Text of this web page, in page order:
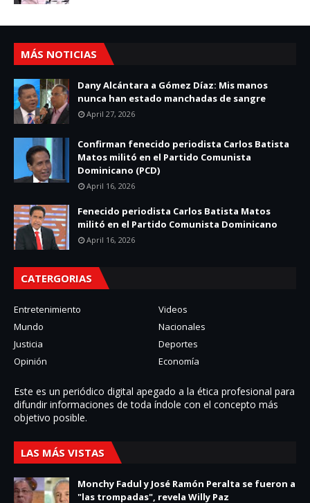
MÁS NOTICIAS
Dany Alcántara a Gómez Díaz: Mis manos
nunca han estado manchadas de sangre
April 27, 2026
Confirman fenecido periodista Carlos Batista
Matos militó en el Partido Comunista
Dominicano (PCD)
April 16, 2026
Fenecido periodista Carlos Batista Matos
militó en el Partido Comunista Dominicano
April 16, 2026
CATERGORIAS
Entretenimiento
Videos
Mundo
Nacionales
Justicia
Deportes
Opinión
Economía
Este es un periódico digital apegado a la ética profesional para
difundir informaciones de toda í­ndole con el concepto más
objetivo posible.
LAS MÁS VISTAS
Monchy Fadul y José Ramón Peralta se fueron a
"las trompadas", revela Willy Paz